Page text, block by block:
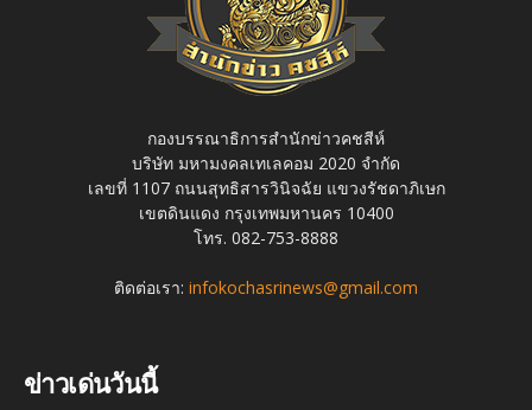
กองบรรณาธิการสำนักข่าวคชสีห์
บริษัท มหามงคลเทเลคอม 2020 จำกัด
เลขที่ 1107 ถนนสุทธิสารวินิจฉัย แขวงรัชดาภิเษก
เขตดินแดง กรุงเทพมหานคร 10400
โทร. 082-753-8888
ติดต่อเรา: infokochasrinews@gmail.com
ข่าวเด่นวันนี้